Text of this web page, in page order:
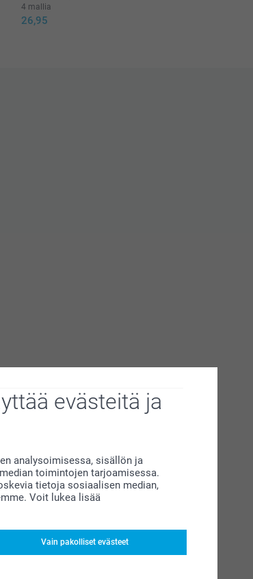
evästeitä ja
analysoimisessa, sisällön ja
toimintojen tarjoamisessa.
tietoja sosiaalisen median,
Voit lukea lisää
Vain pakolliset evästeet
4 mallia
26,95